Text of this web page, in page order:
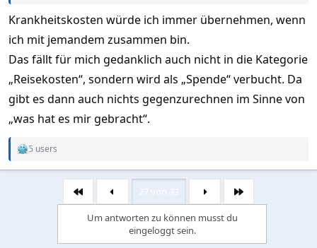
werde ich wohl eher nicht nach fragen.
Krankheitskosten würde ich immer übernehmen, wenn
ich mit jemandem zusammen bin.
Das fällt für mich gedanklich auch nicht in die Kategorie
„Reisekosten“, sondern wird als „Spende“ verbucht. Da
gibt es dann auch nichts gegenzurechnen im Sinne von
„was hat es mir gebracht“.
R
5 users
Erste
Letzte
Um antworten zu können musst du
eingeloggt sein.